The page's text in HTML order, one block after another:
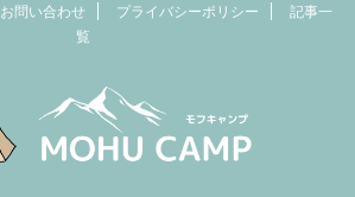
お問い合わせ プライバシーポリシー
記事一
覧